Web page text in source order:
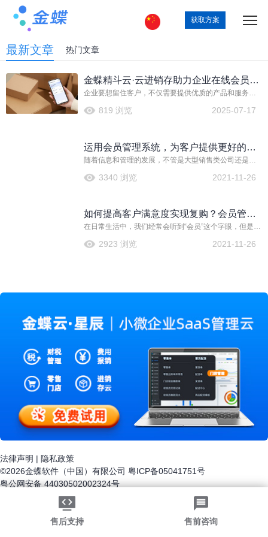
获取方案
售后支持 售前咨询
最新文章 热门文章
金蝶精斗云·云进销存助力企业在线会员管
理
企业要想留住客户，不仅需要提供优质的产品和服务，
精斗云·云进销存作为一款广泛应用于多门店、多仓库微
了其独特的优势，为企业的精细运营提供了强有力的支
持。
2025-07-17
819 浏览
运用会员管理系统，为客户提供更好的服
务，实现精准营销
随着信息和管理的发展，不管是大型销售类公司还是私
选择一套合适的会员管理系统就显得尤为重要，使用好
2021-11-26
3340 浏览
如何提高客户满意度实现复购？会员管理
软件能带来哪些助力
在日常生活中，我们经常会听到“会员”这个字眼，但是对
是一款针对于管理会员的软件。因为一个店铺对于会员
2021-11-26
2923 浏览
法律声明 | 隐私政策
©2026金蝶软件（中国）有限公司 粤ICP备05041751号
粤公网安备 44030502002324号